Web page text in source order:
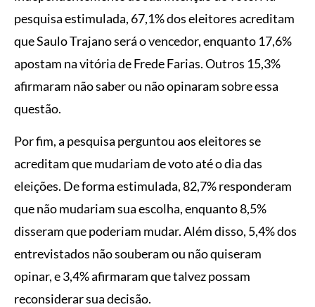
pesquisa estimulada, 67,1% dos eleitores acreditam
que Saulo Trajano será o vencedor, enquanto 17,6%
apostam na vitória de Frede Farias. Outros 15,3%
afirmaram não saber ou não opinaram sobre essa
questão.
Por fim, a pesquisa perguntou aos eleitores se
acreditam que mudariam de voto até o dia das
eleições. De forma estimulada, 82,7% responderam
que não mudariam sua escolha, enquanto 8,5%
disseram que poderiam mudar. Além disso, 5,4% dos
entrevistados não souberam ou não quiseram
opinar, e 3,4% afirmaram que talvez possam
reconsiderar sua decisão.